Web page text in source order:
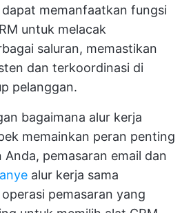
memanfaatkan fungsi
untuk melacak
saluran, memastikan
dan terkoordinasi di
pelanggan.
bagaimana alur kerja
memainkan peran penting
pemasaran email dan
alur kerja sama
pemasaran yang